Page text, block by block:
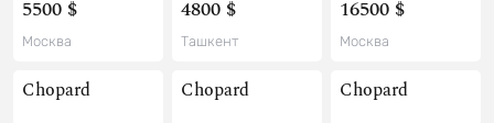
5500 $
Москва
4800 $
Ташкент
16500 $
Москва
Chopard Chopard Chopard